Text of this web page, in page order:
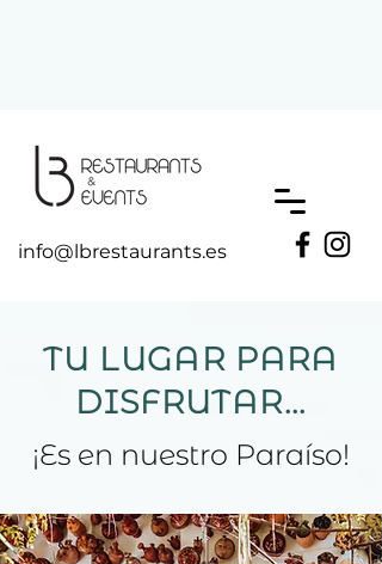
info@lbrestaurants.es
TU LUGAR PARA
DISFRUTAR...
¡Es en nuestro Paraíso!